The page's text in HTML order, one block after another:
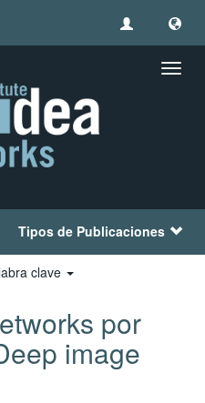
Tipos de Publicaciones
clave
por
image